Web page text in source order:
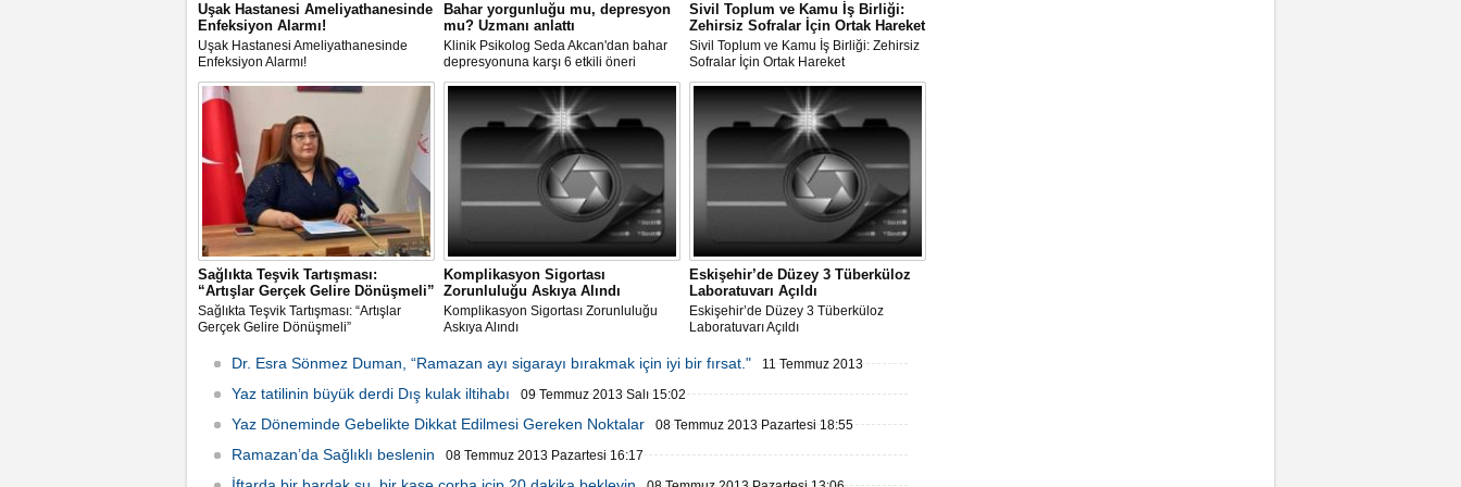
Uşak Hastanesi Ameliyathanesinde
Enfeksiyon Alarmı!
Uşak Hastanesi Ameliyathanesinde
Enfeksiyon Alarmı!
Bahar yorgunluğu mu, depresyon
mu? Uzmanı anlattı
Klinik Psikolog Seda Akcan'dan bahar
depresyonuna karşı 6 etkili öneri
Sivil Toplum ve Kamu İş Birliği:
Zehirsiz Sofralar İçin Ortak Hareket
Sivil Toplum ve Kamu İş Birliği: Zehirsiz
Sofralar İçin Ortak Hareket
Sağlıkta Teşvik Tartışması:
“Artışlar Gerçek Gelire Dönüşmeli”
Sağlıkta Teşvik Tartışması: “Artışlar
Gerçek Gelire Dönüşmeli”
Komplikasyon Sigortası
Zorunluluğu Askıya Alındı
Komplikasyon Sigortası Zorunluluğu
Askıya Alındı
Eskişehir’de Düzey 3 Tüberküloz
Laboratuvarı Açıldı
Eskişehir’de Düzey 3 Tüberküloz
Laboratuvarı Açıldı
Dr. Esra Sönmez Duman, “Ramazan ayı sigarayı bırakmak için iyi bir fırsat."
11 Temmuz 2013
Yaz tatilinin büyük derdi Dış kulak iltihabı 09 Temmuz 2013 Salı 15:02
Yaz Döneminde Gebelikte Dikkat Edilmesi Gereken Noktalar 08 Temmuz 2013 Pazartesi 18:55
Ramazan’da Sağlıklı beslenin 08 Temmuz 2013 Pazartesi 16:17